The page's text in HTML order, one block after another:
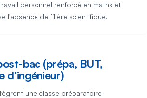
personnel renforcé en maths et
l'absence de filière scientifique.
bac (prépa, BUT,
d'ingénieur)
une classe préparatoire